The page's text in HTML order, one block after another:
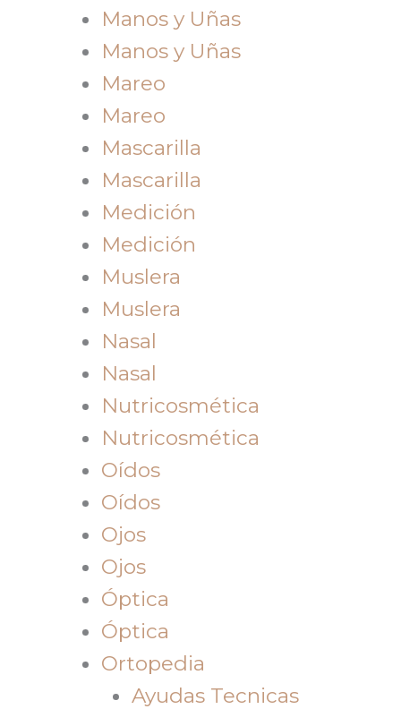
Manos y Uñas
Manos y Uñas
Mareo
Mareo
Mascarilla
Mascarilla
Medición
Medición
Muslera
Muslera
Nasal
Nasal
Nutricosmética
Nutricosmética
Oídos
Oídos
Ojos
Ojos
Óptica
Óptica
Ortopedia
Ayudas Tecnicas